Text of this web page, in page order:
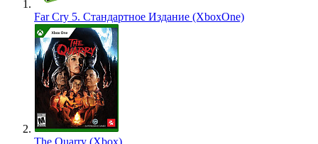
Far Cry 5. Стандартное Издание (XboxOne)
The Quarry (Xbox)